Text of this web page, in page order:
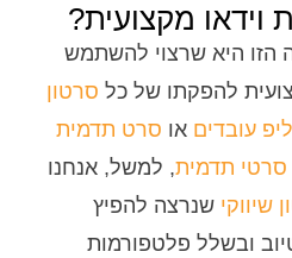
וידאו מקצועית?
היא שרצוי להשתמש
להפקתו של כל סרטון
עובדים או סרט תדמית
סרטי תדמית, למשל, אנחנו
שיווקי שנרצה להפיץ
ובשלל פלטפורמות